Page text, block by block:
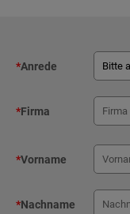
*Anrede
*Firma
*Vorname
*Nachname